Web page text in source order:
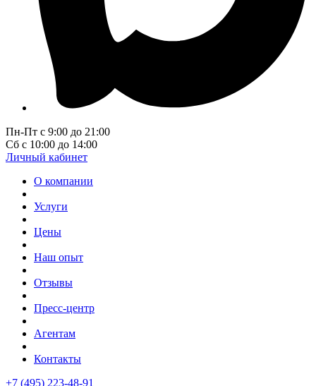
Пн-Пт с 9:00 до 21:00
Сб с 10:00 до 14:00
Личный кабинет
О компании
Услуги
Цены
Наш опыт
Отзывы
Пресс-центр
Агентам
Контакты
+7 (495) 223-48-91